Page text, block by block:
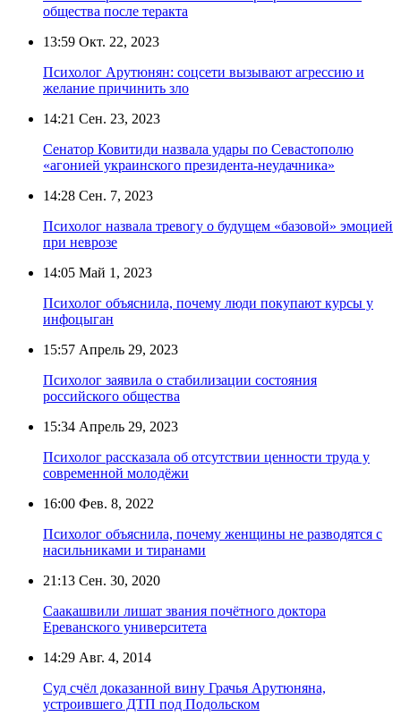
общества после теракта
13:59 Окт. 22, 2023
Психолог Арутюнян: соцсети вызывают агрессию и
желание причинить зло
14:21 Сен. 23, 2023
Сенатор Ковитиди назвала удары по Севастополю
«агонией украинского президента-неудачника»
14:28 Сен. 7, 2023
Психолог назвала тревогу о будущем «базовой» эмоцией
при неврозе
14:05 Май 1, 2023
Психолог объяснила, почему люди покупают курсы у
инфоцыган
15:57 Апрель 29, 2023
Психолог заявила о стабилизации состояния
российского общества
15:34 Апрель 29, 2023
Психолог рассказала об отсутствии ценности труда у
современной молодёжи
16:00 Фев. 8, 2022
Психолог объяснила, почему женщины не разводятся с
насильниками и тиранами
21:13 Сен. 30, 2020
Саакашвили лишат звания почётного доктора
Ереванского университета
14:29 Авг. 4, 2014
Суд счёл доказанной вину Грачья Арутюняна,
устроившего ДТП под Подольском